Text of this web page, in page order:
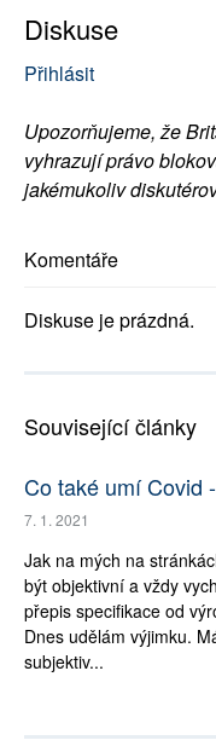
Diskuse
Přihlásit
Upozorňujeme, že
vyhrazují právo
jakémukoliv
Komentáře
Diskuse je prázdná.
Související články
Co také umí Covid
7. 1. 2021
Jak na mých na
být objektivní a vždy
přepis specifikace od
Dnes udělám výjimku.
subjektiv...